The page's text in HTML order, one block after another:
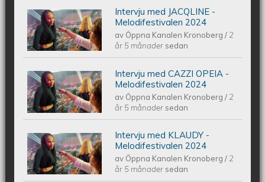
Intervju med JACQLINE -
Melodifestivalen 2024
Intervju med JACQLINE -
Melodifestivalen 2024
av Öppna Kanalen Kronoberg/ 2
år 5 månader sedan
Intervju med CAZZI OPEIA -
Melodifestivalen 2024
Intervju med CAZZI OPEIA -
Melodifestivalen 2024
av Öppna Kanalen Kronoberg/ 2
år 5 månader sedan
Intervju med KLAUDY -
Melodifestivalen 2024
Intervju med KLAUDY -
Melodifestivalen 2024
av Öppna Kanalen Kronoberg/ 2
år 5 månader sedan